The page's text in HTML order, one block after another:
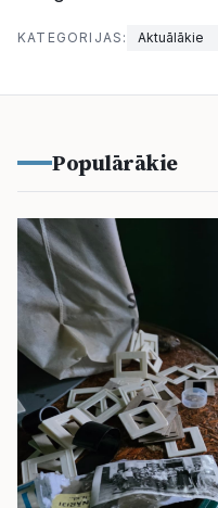
KATEGORIJAS: Aktuālākie
Populārākie